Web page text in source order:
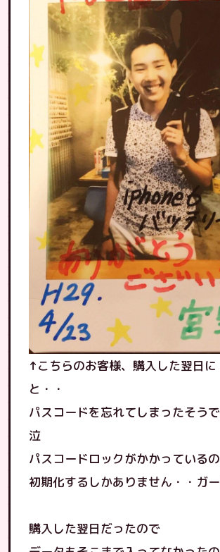
↑こちらのお客様、購入した翌日に
と・・
パスコードを忘れてしまったそう
泣
パスコードロックがかかっている
初期化するしかありません・・ガ
購入した翌日だったので